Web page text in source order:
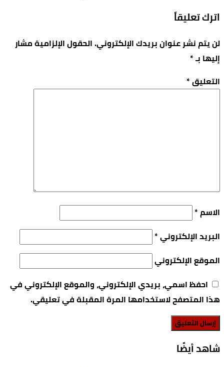
اترك تعليقاً
لن يتم نشر عنوان بريدك الإلكتروني.الحقول الإلزامية مشار
إليها بـ*
التعليق*
الاسم*
البريد الإلكتروني*
الموقع الإلكتروني
احفظ اسمي، بريدي الإلكتروني، والموقع الإلكتروني في
هذا المتصفح لاستخدامها المرة المقبلة في تعليقي.
‫شاهد أيضًا‬